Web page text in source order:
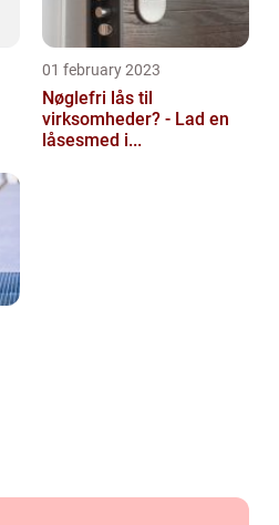
01 february 2023
Nøglefri lås til
virksomheder? - Lad en
låsesmed i...